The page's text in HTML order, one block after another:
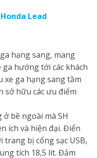
Lead
hạng sang, mang
ga hướng tới các khách
xe ga hạng sang tầm
sở hữu các ưu điểm
bề ngoài mà SH
ích và hiện đại. Điển
bị cổng sạc USB,
tích 18,5 lít. Đảm